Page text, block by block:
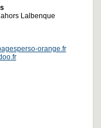
Lalbenque
orange.fr